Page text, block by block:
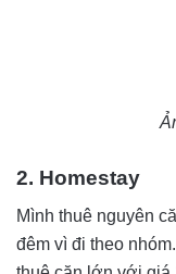
2. Homestay
Mình thuê nguyên
đêm vì đi theo